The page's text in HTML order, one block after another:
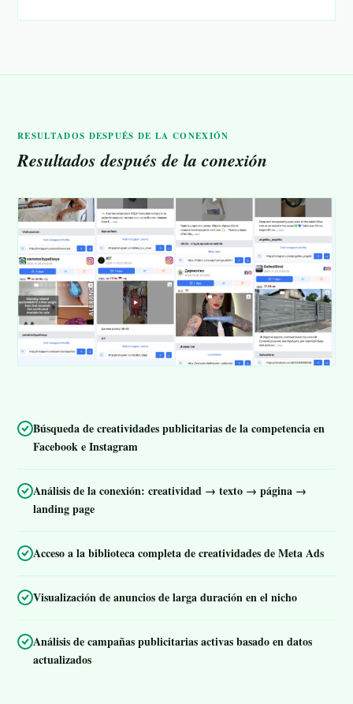
RESULTADOS DESPUÉS DE LA CONEXIÓN
Resultados después de la conexión
Búsqueda de creatividades publicitarias de la competencia en
Facebook e Instagram
Análisis de la conexión: creatividad → texto → página →
landing page
Acceso a la biblioteca completa de creatividades de Meta Ads
Visualización de anuncios de larga duración en el nicho
Análisis de campañas publicitarias activas basado en datos
actualizados